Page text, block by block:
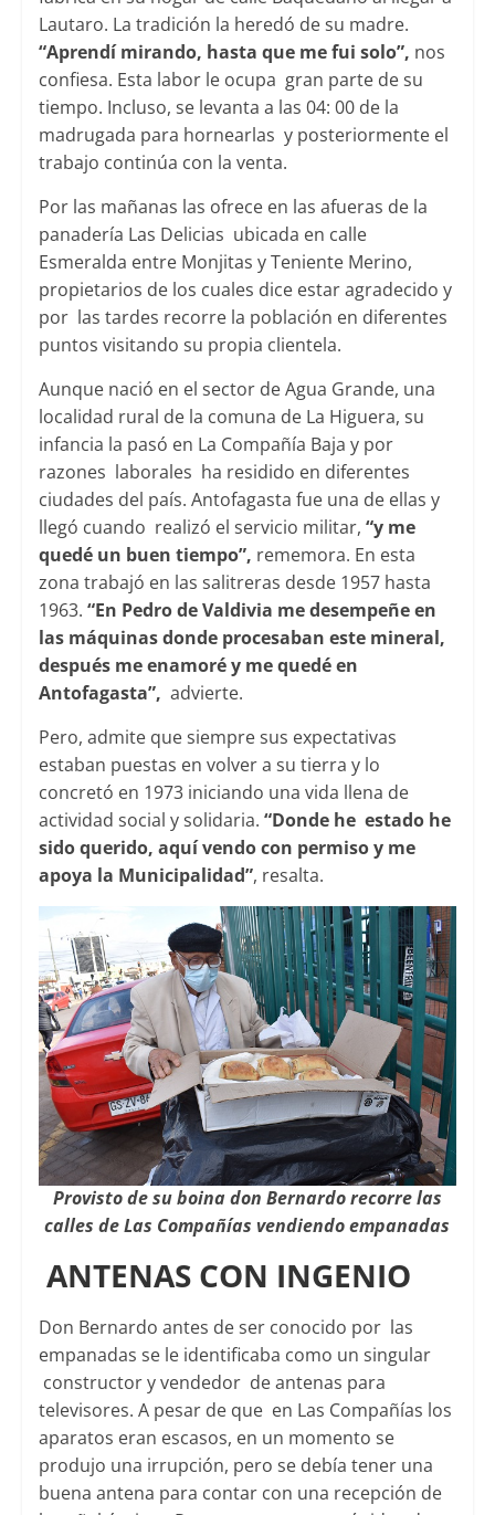
Lautaro. La tradición la heredó de su madre.
“Aprendí mirando, hasta que me fui solo”, nos
confiesa. Esta labor le ocupa gran parte de su
tiempo. Incluso, se levanta a las 04: 00 de la
madrugada para hornearlas y posteriormente el
trabajo continúa con la venta.
Por las mañanas las ofrece en las afueras de la
panadería Las Delicias ubicada en calle
Esmeralda entre Monjitas y Teniente Merino,
propietarios de los cuales dice estar agradecido y
por las tardes recorre la población en diferentes
puntos visitando su propia clientela.
Aunque nació en el sector de Agua Grande, una
localidad rural de la comuna de La Higuera, su
infancia la pasó en La Compañía Baja y por
razones laborales ha residido en diferentes
ciudades del país. Antofagasta fue una de ellas y
llegó cuando realizó el servicio militar, “y me
quedé un buen tiempo”, rememora. En esta
zona trabajó en las salitreras desde 1957 hasta
1963. “En Pedro de Valdivia me desempeñe en
las máquinas donde procesaban este mineral,
después me enamoré y me quedé en
Antofagasta”, advierte.
Pero, admite que siempre sus expectativas
estaban puestas en volver a su tierra y lo
concretó en 1973 iniciando una vida llena de
actividad social y solidaria. “Donde he estado he
sido querido, aquí vendo con permiso y me
apoya la Municipalidad”, resalta.
Provisto de su boina don Bernardo recorre las
calles de Las Compañías vendiendo empanadas
ANTENAS CON INGENIO
Don Bernardo antes de ser conocido por las
empanadas se le identificaba como un singular
constructor y vendedor de antenas para
televisores. A pesar de que en Las Compañías los
aparatos eran escasos, en un momento se
produjo una irrupción, pero se debía tener una
buena antena para contar con una recepción de